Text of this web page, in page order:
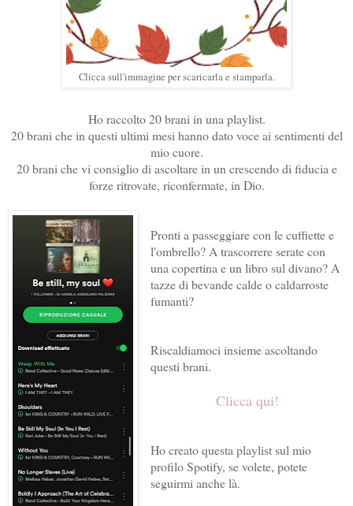
Clicca sull'immagine per scaricarla e stamparla.
Ho raccolto 20 brani in una playlist.
20 brani che in questi ultimi mesi hanno dato voce ai sentimenti del
mio cuore.
20 brani che vi consiglio di ascoltare in un crescendo di fiducia e
forze ritrovate, riconfermate, in Dio.
Pronti a passeggiare con le cuffiette e
l'ombrello? A trascorrere serate con
una copertina e un libro sul divano? A
tazze di bevande calde o caldarroste
fumanti?
Riscaldiamoci insieme ascoltando
questi brani.
Clicca qui!
Ho creato questa playlist sul mio
profilo Spotify, se volete, potete
seguirmi anche là.